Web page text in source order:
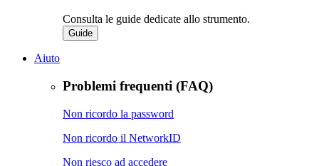
Consulta le guide dedicate allo strumento.
Guide
Aiuto
Problemi frequenti (FAQ)
Non ricordo la password
Non ricordo il NetworkID
Non riesco ad accedere